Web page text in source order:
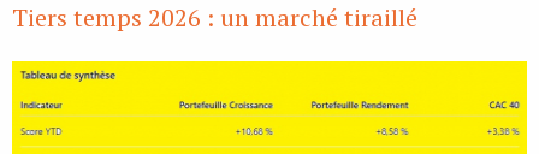
Tiers temps 2026 : un marché tiraillé